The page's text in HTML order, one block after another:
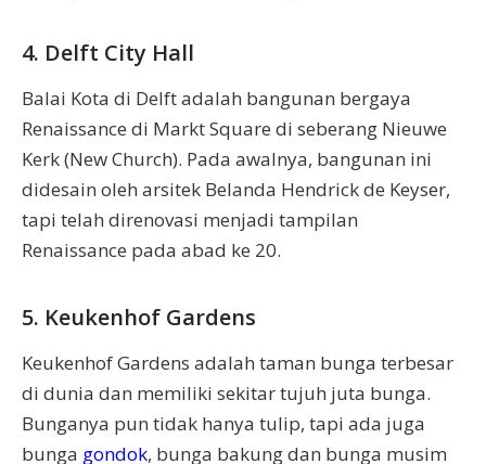
4. Delft City Hall
Balai Kota di Delft adalah bangunan bergaya
Renaissance di Markt Square di seberang Nieuwe
Kerk (New Church). Pada awalnya, bangunan ini
didesain oleh arsitek Belanda Hendrick de Keyser,
tapi telah direnovasi menjadi tampilan
Renaissance pada abad ke 20.
5. Keukenhof Gardens
Keukenhof Gardens adalah taman bunga terbesar
di dunia dan memiliki sekitar tujuh juta bunga.
Bunganya pun tidak hanya tulip, tapi ada juga
bunga gondok, bunga bakung dan bunga musim